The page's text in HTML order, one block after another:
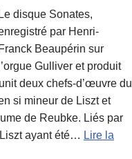
Le disque Sonates,
par Henri-
Franck Beaupérin sur
l’orgue Gulliver et produit
deux chefs-d’œuvre du
si mineur de Liszt et
de Reubke. Liés par
ayant été… Lire la